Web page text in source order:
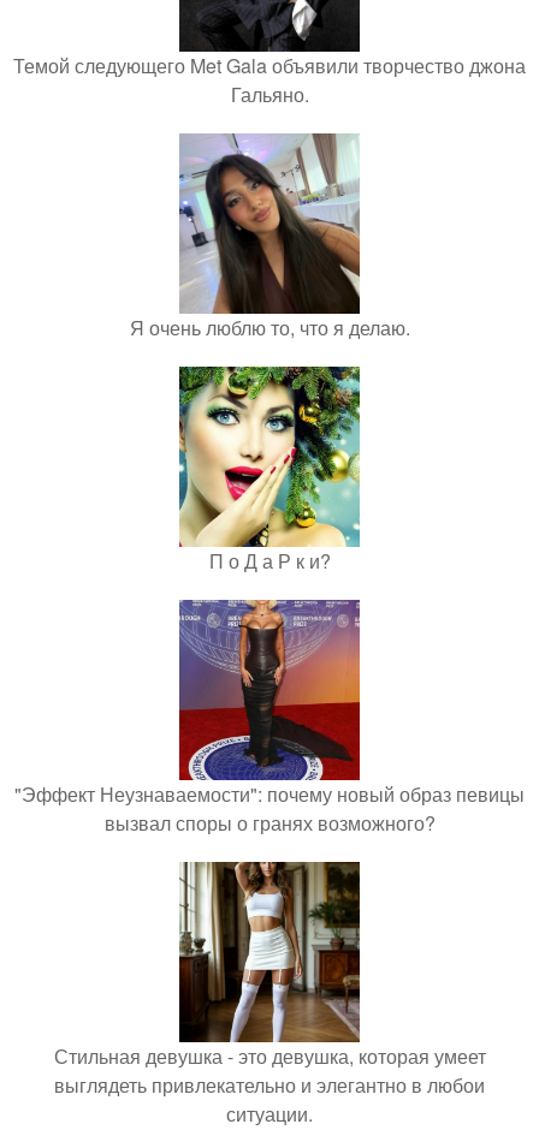
Темой следующего Met Gala объявили творчество джона
Гальяно.
Я очень люблю то, что я делаю.
П о Д а Р к и?
"Эффект Неузнаваемости": почему новый образ певицы
вызвал споры о гранях возможного?
Стильная девушка - это девушка, которая умеет
выглядеть привлекательно и элегантно в любои
ситуации.